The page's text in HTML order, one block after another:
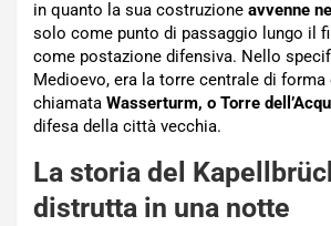
in quanto la sua costruzione avvenne
solo come punto di passaggio lungo il
come postazione difensiva. Nello
Medioevo, era la torre centrale di forma
chiamata Wasserturm, o Torre
difesa della città vecchia.
La storia del
distrutta in una notte